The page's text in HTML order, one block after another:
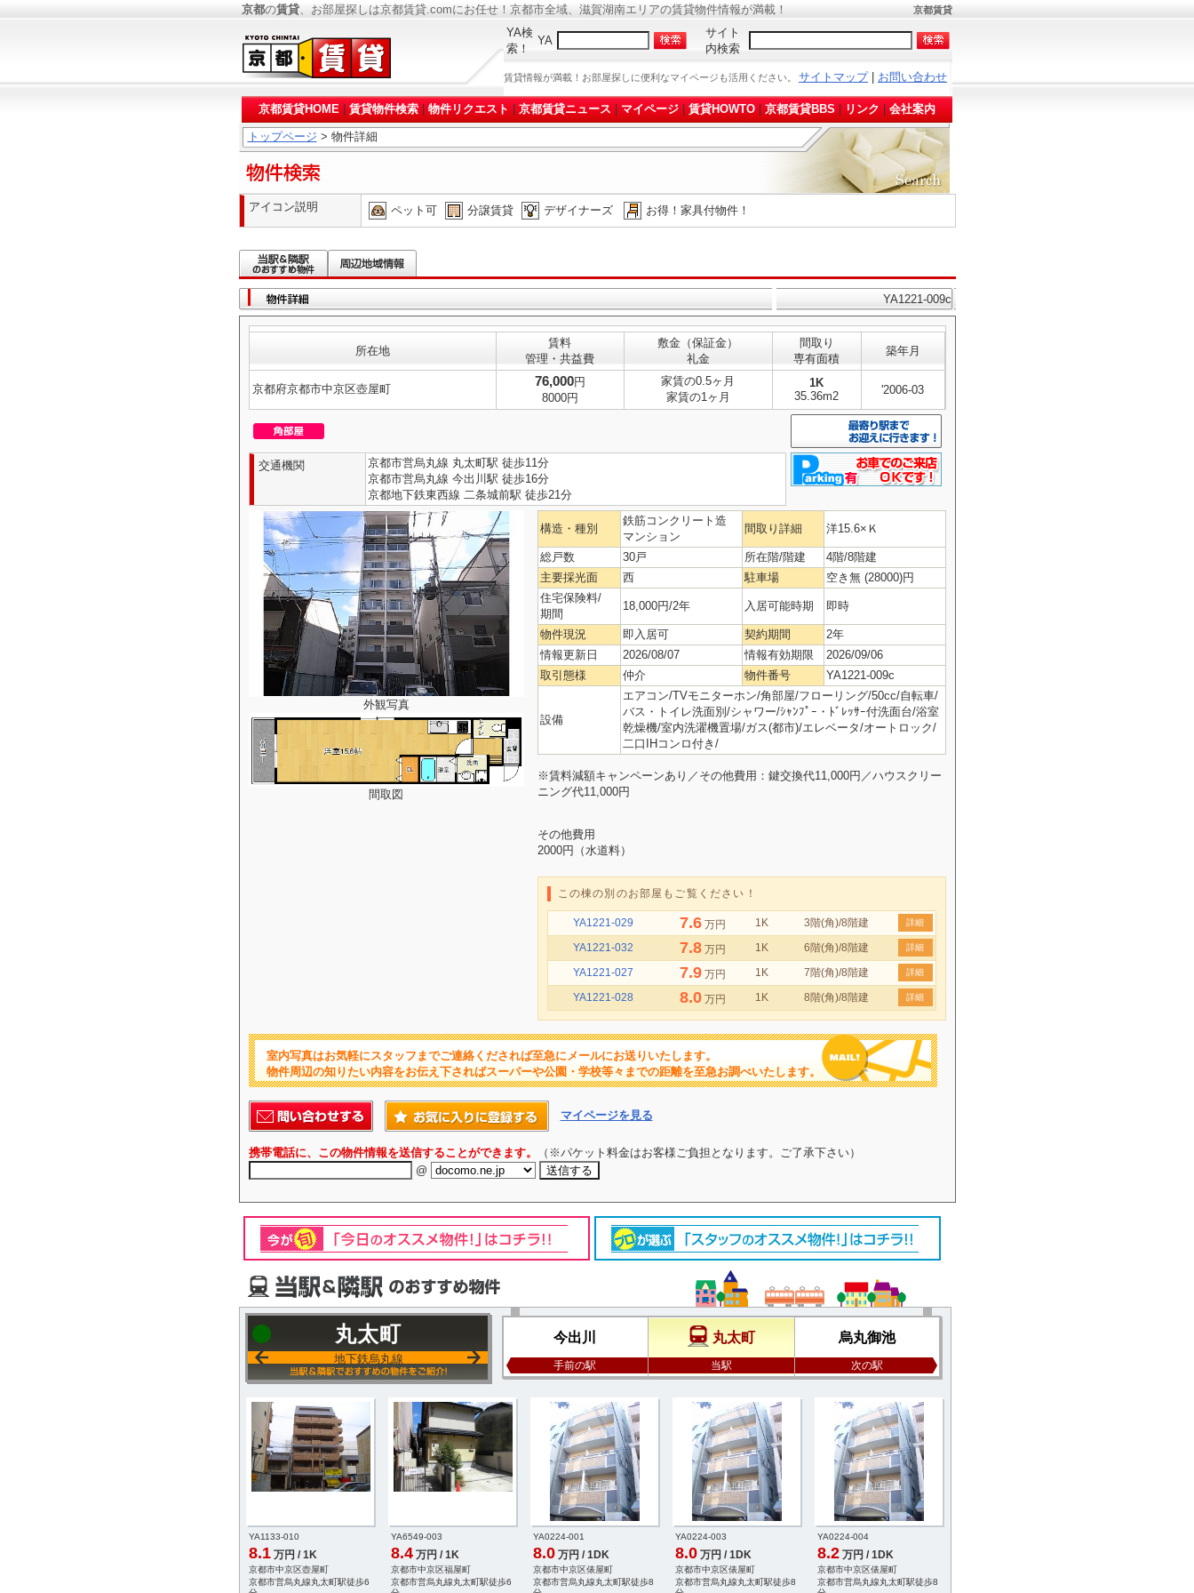
京都の賃貸、お部屋探しは京都賃貸.comにお任せ！京都市全域、滋賀湖南エリアの賃貸物件情報が満載！ 京都賃貸
YA検
索！
YA
サイト
内検索
賃貸情報が満載！お部屋探しに便利なマイページも活用ください。 サイトマップ| お問い合わせ
京都賃貸HOME 賃貸物件検索 物件リクエスト 京都賃貸ニュース マイページ 賃貸HOWTO 京都賃貸BBS リンク 会社案内
トップページ > 物件詳細
アイコン説明 ペット可 分譲賃貸 デザイナーズ お得！家具付物件！
YA1221-009c
所在地
賃料
管理・共益費
敷金（保証金）
礼金
間取り
専有面積
築年月
京都府京都市中京区壺屋町
76,000円
8000円
家賃の0.5ヶ月
家賃の1ヶ月
1K
35.36m2
'2006-03
交通機関
京都市営烏丸線 丸太町駅 徒歩11分
京都市営烏丸線 今出川駅 徒歩16分
京都地下鉄東西線 二条城前駅 徒歩21分
外観写真
間取図
構造・種別
鉄筋コンクリート造
マンション
間取り詳細 洋15.6×Ｋ
総戸数 30戸 所在階/階建
4階/8階建
主要採光面
西 駐車場
空き無 (28000)円
住宅保険料/
期間
18,000円/2年 入居可能時期 即時
物件現況 即入居可 契約期間
2年
情報更新日
2026/08/07 情報有効期限
2026/09/06
取引態様
仲介 物件番号 YA1221-009c
設備
エアコン/TVモニターホン/角部屋/フローリング/50cc/自転車/
バス・トイレ洗面別/シャワー/ｼｬﾝﾌﾟｰ・ﾄﾞﾚｯｻｰ付洗面台/浴室
乾燥機/室内洗濯機置場/ガス(都市)/エレベータ/オートロック/
二口IHコンロ付き/
※賃料減額キャンペーンあり／その他費用：鍵交換代11,000円／ハウスクリー
ニング代11,000円
その他費用
2000円（水道料）
この棟の別のお部屋もご覧ください！
YA1221-029 7.6 万円 1K 3階(角)/8階建 詳細
YA1221-032 7.8 万円 1K 6階(角)/8階建 詳細
YA1221-027 7.9 万円 1K 7階(角)/8階建 詳細
YA1221-028 8.0 万円 1K 8階(角)/8階建 詳細
室内写真はお気軽にスタッフまでご連絡くだされば至急にメールにお送りいたします。
物件周辺の知りたい内容をお伝え下さればスーパーや公園・学校等々までの距離を至急お調べいたします。
マイページを見る
携帯電話に、この物件情報を送信することができます。
（※パケット料金はお客様ご負担となります。ご了承下さい）
@
丸太町
地下鉄烏丸線
今出川
手前の駅
丸太町
当駅
烏丸御池
次の駅
YA1133-010
8.1 万円 / 1K
京都市中京区壺屋町
京都市営烏丸線丸太町駅徒歩6
YA6549-003
8.4 万円 / 1K
京都市中京区福屋町
京都市営烏丸線丸太町駅徒歩6
YA0224-001
8.0 万円 / 1DK
京都市中京区俵屋町
京都市営烏丸線丸太町駅徒歩8
YA0224-003
8.0 万円 / 1DK
京都市中京区俵屋町
京都市営烏丸線丸太町駅徒歩8
YA0224-004
8.2 万円 / 1DK
京都市中京区俵屋町
京都市営烏丸線丸太町駅徒歩8